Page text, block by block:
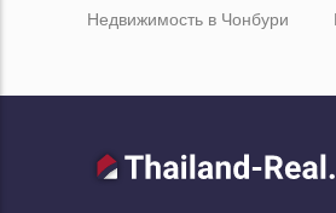
Недвижимость в Чонбури